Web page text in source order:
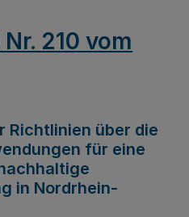
210 vom
Richtlinien über die
für eine
in Nordrhein-